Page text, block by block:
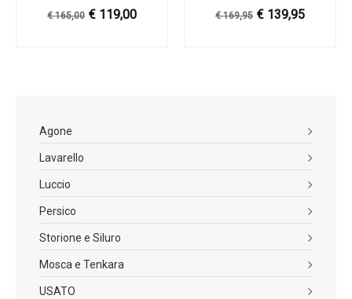
€ 165,00 € 119,00 € 169,95 € 139,95
Agone
Lavarello
Luccio
Persico
Storione e Siluro
Mosca e Tenkara
USATO